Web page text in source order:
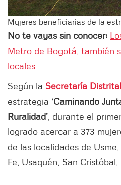
Mujeres beneficiarias de la
No te vayas sin conocer:
Metro de Bogotá, también
locales
Según la Secretaría
estrategia ‘Caminando
Ruralidad’ , durante el
logrado acercar a 373
de las localidades de
Fe, Usaquén, San